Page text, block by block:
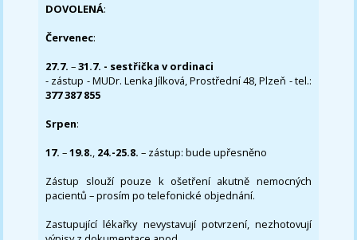
DOVOLENÁ:
Červenec:
27.7.–31.7. - sestřička v ordinaci
- zástup - MUDr. Lenka Jílková, Prostřední 48, Plzeň - tel.:
377 387 855
Srpen:
17. –19.8., 24.-25.8. – zástup: bude upřesněno
Zástup slouží pouze k ošetření akutně nemocných
pacientů – prosím po telefonické objednání.
Zastupující lékařky nevystavují potvrzení, nezhotovují